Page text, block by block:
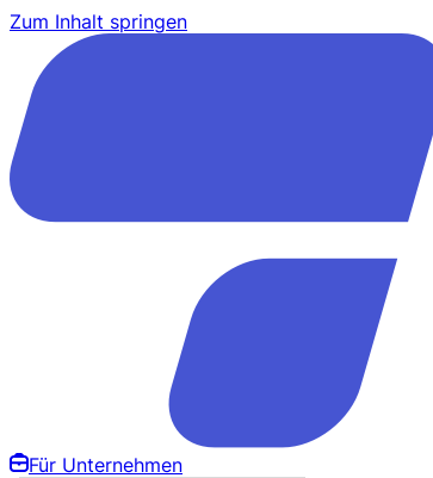
Zum Inhalt springen
Für Unternehmen